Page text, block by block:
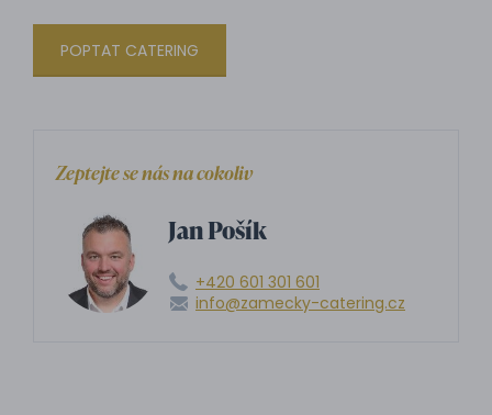
POPTAT CATERING
Zeptejte se nás na cokoliv
Jan Pošík
+420 601 301 601
info@zamecky-catering.cz